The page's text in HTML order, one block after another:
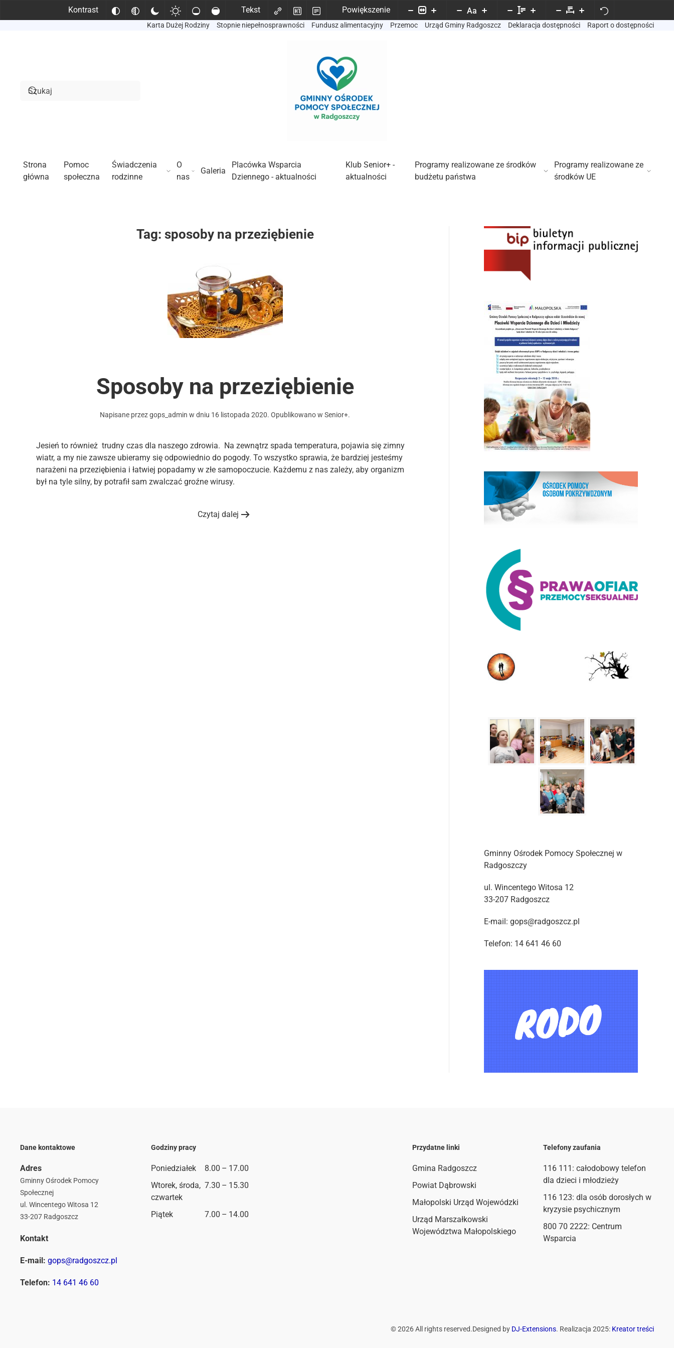
Kontrast Tekst Powiększenie
Aa
Karta Dużej Rodziny Stopnie niepełnosprawności Fundusz alimentacyjny Przemoc Urząd Gminy Radgoszcz Deklaracja dostępności Raport o dostępności
Strona
główna
Pomoc
społeczna
Świadczenia
rodzinne
O
nas
Galeria
Placówka Wsparcia
Dziennego - aktualności
Klub Senior+ -
aktualności
Programy realizowane ze środków
budżetu państwa
Programy realizowane ze
środków UE
Tag: sposoby na przeziębienie
Sposoby na przeziębienie
Napisane przezgops_admin w dniu 16 listopada 2020. Opublikowano wSenior+.
Jesień to również trudny czas dla naszego zdrowia. Na zewnątrz spada temperatura, pojawia się zimny
wiatr, a my nie zawsze ubieramy się odpowiednio do pogody. To wszystko sprawia, że bardziej jesteśmy
narażeni na przeziębienia i łatwiej popadamy w złe samopoczucie. Każdemu z nas zależy, aby organizm
był na tyle silny, by potrafił sam zwalczać groźne wirusy.
Czytaj dalej
Gminny Ośrodek Pomocy Społecznej w
Radgoszczy
ul. Wincentego Witosa 12
33-207 Radgoszcz
E-mail: gops@radgoszcz.pl
Telefon: 14 641 46 60
Dane kontaktowe
Adres
Gminny Ośrodek Pomocy
Społecznej
ul. Wincentego Witosa 12
33-207 Radgoszcz
Kontakt
E-mail: gops@radgoszcz.pl
Telefon: 14 641 46 60
Godziny pracy
Poniedziałek
8.00 – 17.00
Wtorek, środa,
czwartek
7.30 – 15.30
Piątek 7.00 – 14.00
Przydatne linki
Gmina Radgoszcz
Powiat Dąbrowski
Małopolski Urząd Wojewódzki
Urząd Marszałkowski
Województwa Małopolskiego
Telefony zaufania
116 111 : całodobowy telefon
dla dzieci i młodzieży
116 123: dla osób dorosłych w
kryzysie psychicznym
800 70 2222: Centrum
Wsparcia
©2026All rights reserved.Designed by DJ-Extensions. Realizacja 2025: Kreator treści